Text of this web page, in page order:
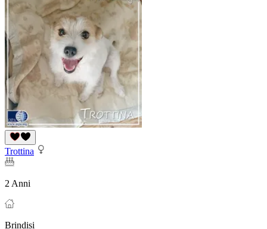
Trottina
2 Anni
Brindisi